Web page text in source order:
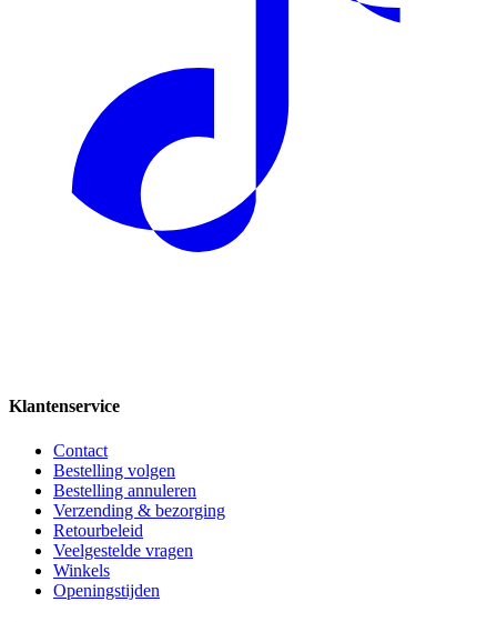
Klantenservice
Contact
Bestelling volgen
Bestelling annuleren
Verzending & bezorging
Retourbeleid
Veelgestelde vragen
Winkels
Openingstijden